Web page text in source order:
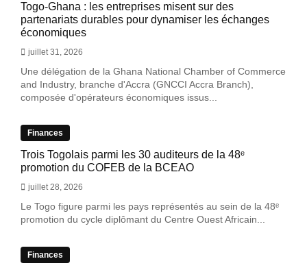
Togo-Ghana : les entreprises misent sur des
partenariats durables pour dynamiser les échanges
économiques
juillet 31, 2026
Une délégation de la Ghana National Chamber of Commerce
and Industry, branche d'Accra (GNCCI Accra Branch),
composée d'opérateurs économiques issus...
Finances
Trois Togolais parmi les 30 auditeurs de la 48ᵉ
promotion du COFEB de la BCEAO
juillet 28, 2026
Le Togo figure parmi les pays représentés au sein de la 48ᵉ
promotion du cycle diplômant du Centre Ouest Africain...
Finances